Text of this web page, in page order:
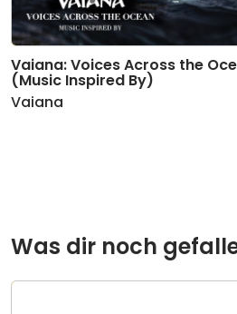
Vaiana: Voices Across the
(Music Inspired By)
Vaiana
Was dir noch